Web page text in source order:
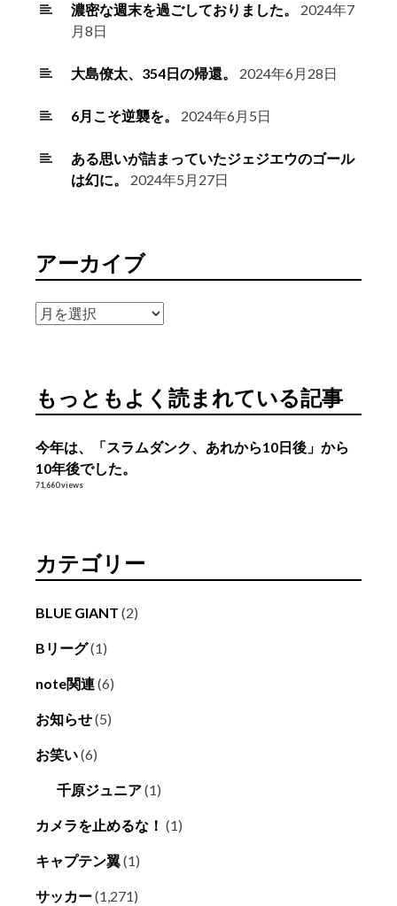
濃密な週末を過ごしておりました。
2024年7
月8日
大島僚太、354日の帰還。 2024年6月28日
6月こそ逆襲を。 2024年6月5日
ある思いが詰まっていたジェジエウのゴール
は幻に。
2024年5月27日
アーカイブ
ア
ブ
もっともよく読まれている記事
今年は、「スラムダンク、あれから10日後」から
10年後でした。
71,660 views
カテゴリー
BLUE GIANT (2)
Bリーグ(1)
note関連(6)
お知らせ(5)
お笑い(6)
千原ジュニア(1)
カメラを止めるな！ (1)
キャプテン翼(1)
サッカー(1,271)